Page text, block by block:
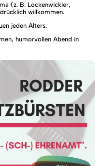
(z. B. Lockenwickler,
willkommen.
jeden Alters.
humorvollen Abend in